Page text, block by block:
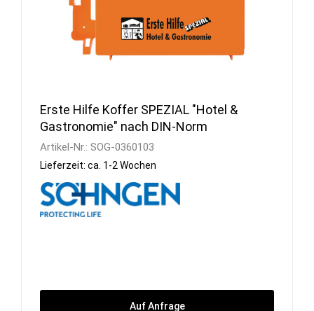
Erste Hilfe Koffer SPEZIAL "Hotel &
Gastronomie" nach DIN-Norm
Artikel-Nr.: SOG-0360103
Lieferzeit: ca. 1-2 Wochen
Auf Anfrage